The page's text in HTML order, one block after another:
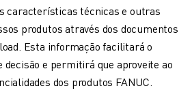
características técnicas e outras
produtos através dos documentos
Esta informação facilitará o
decisão e permitirá que aproveite ao
dos produtos FANUC.